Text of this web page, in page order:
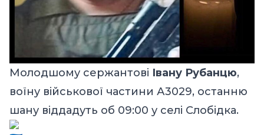
Молодшому сержантові Івану Рубанцю,
воїну військової частини А3029, останню
шану віддадуть об 09:00 у селі Слобідка.